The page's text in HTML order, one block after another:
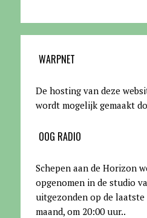
WARPNET
De hosting van deze
wordt mogelijk gemaakt
OOG RADIO
Schepen aan de Horizon
opgenomen in de studio
uitgezonden op de laatste
maand, om 20:00 uur..